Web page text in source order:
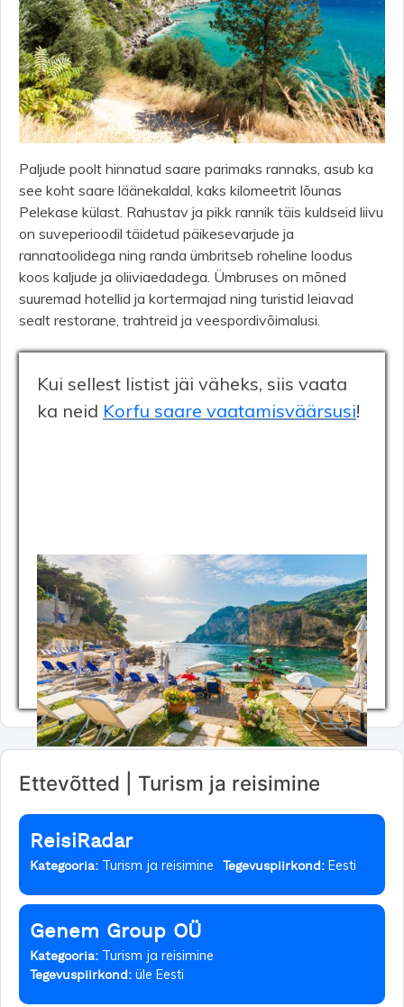
Paljude poolt hinnatud saare parimaks rannaks, asub ka
see koht saare läänekaldal, kaks kilomeetrit lõunas
Pelekase külast. Rahustav ja pikk rannik täis kuldseid liivu
on suveperioodil täidetud päikesevarjude ja
rannatoolidega ning randa ümbritseb roheline loodus
koos kaljude ja oliiviaedadega. Ümbruses on mõned
suuremad hotellid ja kortermajad ning turistid leiavad
sealt restorane, trahtreid ja veespordivõimalusi.
Kui sellest listist jäi väheks, siis vaata
ka neid Korfu saare vaatamisväärsusi!
Ettevõtted | Turism ja reisimine
ReisiRadar
Kategooria: Turism ja reisimine Tegevuspiirkond: Eesti
Genem Group OÜ
Kategooria: Turism ja reisimine
Tegevuspiirkond: üle Eesti